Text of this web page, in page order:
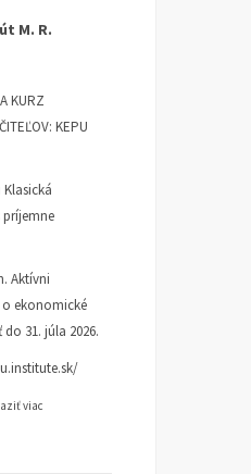
M. R.
KURZ
KEPU
príjemne
Aktívni
ekonomické
31. júla 2026.
viac